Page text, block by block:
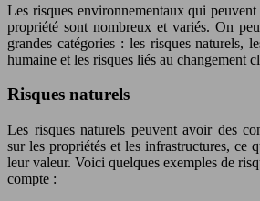
Les risques environnementaux qui
propriété sont nombreux et variés. On
grandes catégories : les risques naturels,
humaine et les risques liés au changement
Risques naturels
Les risques naturels peuvent avoir des
sur les propriétés et les infrastructures, ce
leur valeur. Voici quelques exemples de
compte :